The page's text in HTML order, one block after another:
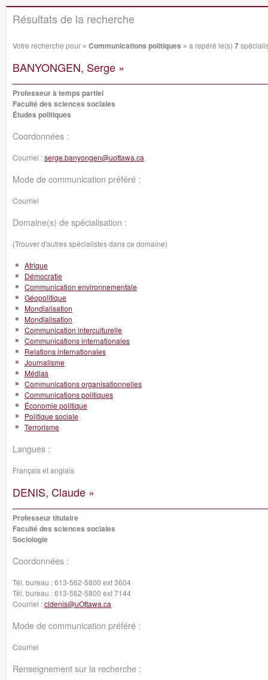
Résultats de la recherche
Votre recherche pour « Communications politiques » a repéré le(s) 7
BANYONGEN, Serge »
Professeur à temps partiel
Faculté des sciences sociales
Études politiques
Coordonnées :
Courriel :serge.banyongen@uottawa.ca
Mode de communication préféré :
Courriel
Domaine(s) de spécialisation :
(Trouver d'autres spécialistes dans ce domaine)
Afrique
Démocratie
Communication environnementale
Géopolitique
Mondialisation
Mondialisation
Communication interculturelle
Communications internationales
Relations internationales
Journalisme
Médias
Communications organisationnelles
Communications politiques
Économie politique
Politique sociale
Terrorisme
Langues :
Français et anglais
DENIS, Claude »
Professeur titulaire
Faculté des sciences sociales
Sociologie
Coordonnées :
Tél. bureau :613-562-5800 ext 3604
Tél. bureau :613-562-5800 ext 7144
Courriel :cldenis@uOttawa.ca
Mode de communication préféré :
Courriel
Renseignement sur la recherche :